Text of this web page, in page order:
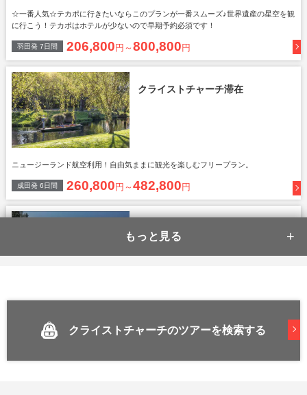
☆一番人気☆テカポに行きたいならこのプランが一番スムーズ♪世界遺産の星空を観
に行こう！テカポはホテルが少ないので早期予約必須です！
羽田発 7日間 206,800 円～ 800,800 円
クライストチャーチ滞在
ニュージーランド航空利用！自由気ままに観光を楽しむフリープラン。
成田発 6日間 260,800 円～ 482,800 円
【満喫周遊】4都市を巡る旅
7日間 332,800 円～ 683,800円
クライストチャーチのツアーを検索する